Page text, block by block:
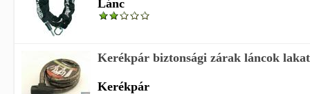
Lánc
Kerékpár biztonsági zárak láncok
Kerékpár